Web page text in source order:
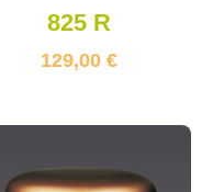
825 R
129,00 €